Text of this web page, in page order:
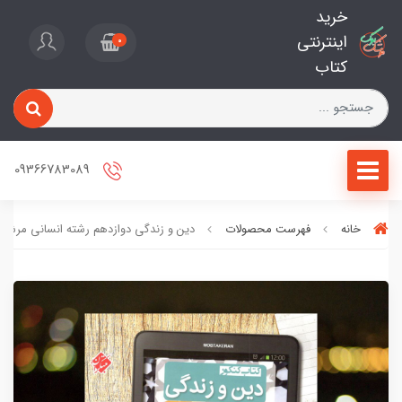
خرید
اینترنتی
کتاب
0
خانه فهرست محصولات دین و زندگی دوازدهم رشته انسانی مرشد